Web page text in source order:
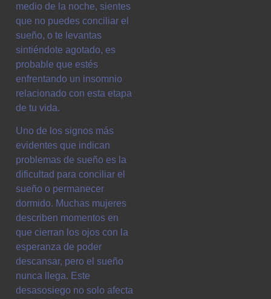
medio de la noche, sientes
que no puedes conciliar el
sueño, o te levantas
sintiéndote agotado, es
probable que estés
enfrentando un insomnio
relacionado con esta etapa
de tu vida.
Uno de los signos más
evidentes que indican
problemas de sueño es la
dificultad para conciliar el
sueño o permanecer
dormido. Muchas mujeres
describen momentos en
que cierran los ojos con la
esperanza de poder
descansar, pero el sueño
nunca llega. Este
desasosiego no solo afecta